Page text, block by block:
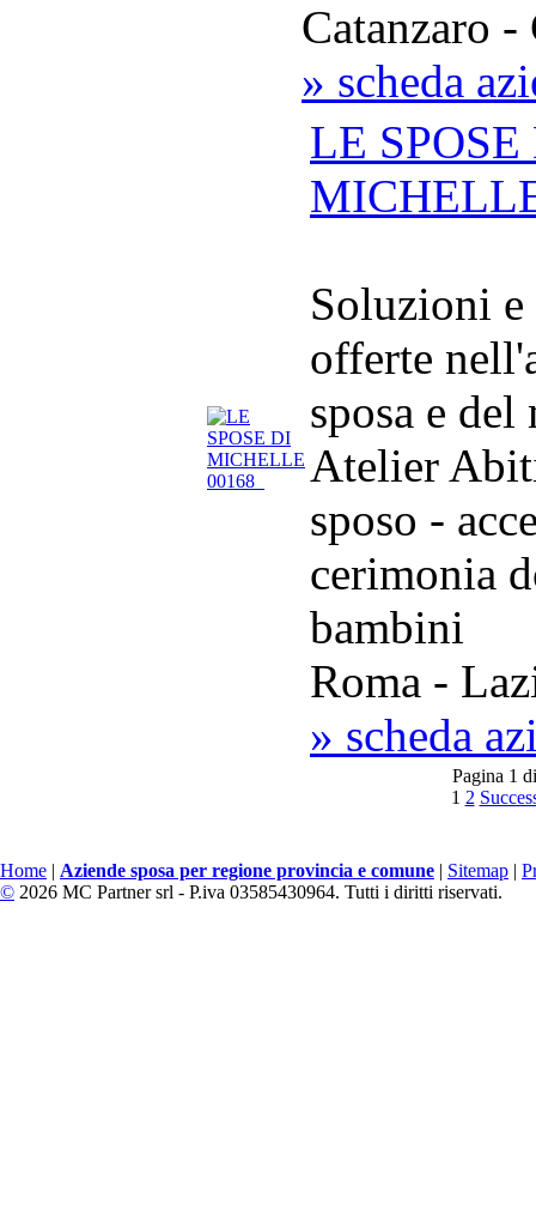
Catanzaro -
» scheda
LE
Soluzioni e
offerte
sposa e
Atelier
sposo -
cerimonia
bambini
Roma -
» scheda
Pagina 1
1 2
Home | Aziende sposa per regione provincia e comune | Sitemap |
© 2026 MC Partner srl - P.iva 03585430964. Tutti i diritti riservati.